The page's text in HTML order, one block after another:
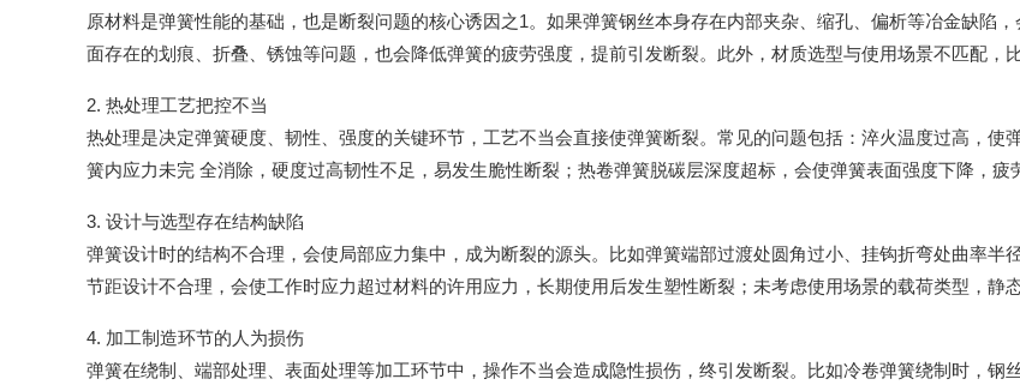
原材料是弹簧性能的基础，也是断裂问题的核心诱因之1。如果弹簧钢丝本身存在内部夹杂、缩孔、偏析等冶金缺陷
面存在的划痕、折叠、锈蚀等问题，也会降低弹簧的疲劳强度，提前引发断裂。此外，材质选型与使用场景不匹配，
2. 热处理工艺把控不当
热处理是决定弹簧硬度、韧性、强度的关键环节，工艺不当会直接使弹簧断裂。常见的问题包括：淬火温度过高，
簧内应力未完 全消除，硬度过高韧性不足，易发生脆性断裂；热卷弹簧脱碳层深度超标，会使弹簧表面强度下降，疲
3. 设计与选型存在结构缺陷
弹簧设计时的结构不合理，会使局部应力集中，成为断裂的源头。比如弹簧端部过渡处圆角过小、挂钩折弯处曲率半
节距设计不合理，会使工作时应力超过材料的许用应力，长期使用后发生塑性断裂；未考虑使用场景的载荷类型，静
4. 加工制造环节的人为损伤
弹簧在绕制、端部处理、表面处理等加工环节中，操作不当会造成隐性损伤，终引发断裂。比如冷卷弹簧绕制时，